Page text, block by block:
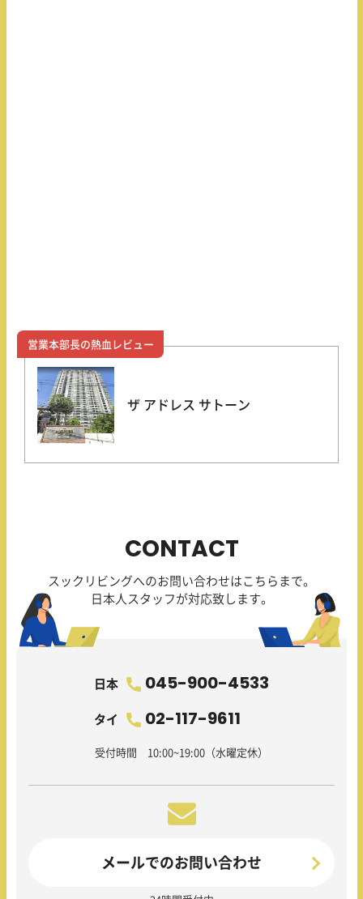
営業本部長の熱血レビュー
ザ アドレス サトーン
CONTACT
スックリビングへのお問い合わせはこちらまで。
日本人スタッフが対応致します。
日本 045-900-4533
タイ 02-117-9611
受付時間 10:00~19:00（水曜定休）
メールでのお問い合わせ